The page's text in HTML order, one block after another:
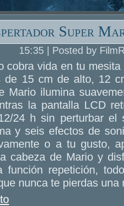
Super
15:35 | Posted by
cobra vida en tu
de 15 cm de alto, 12
Mario ilumina
la pantalla LCD
24 h sin perturbar el
y seis efectos de
o a tu gusto,
cabeza de Mario y
función repetición,
nunca te pierdas una